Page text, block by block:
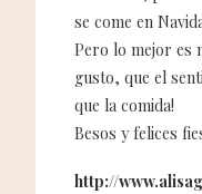
se come en
Pero lo mejor es
gusto, que el
que la comida!
Besos y felices
http://